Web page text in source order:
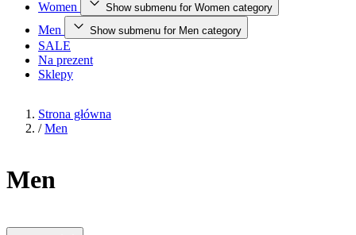
Women Show submenu for Women category
Men Show submenu for Men category
SALE
Na prezent
Sklepy
Strona główna
/ Men
Men